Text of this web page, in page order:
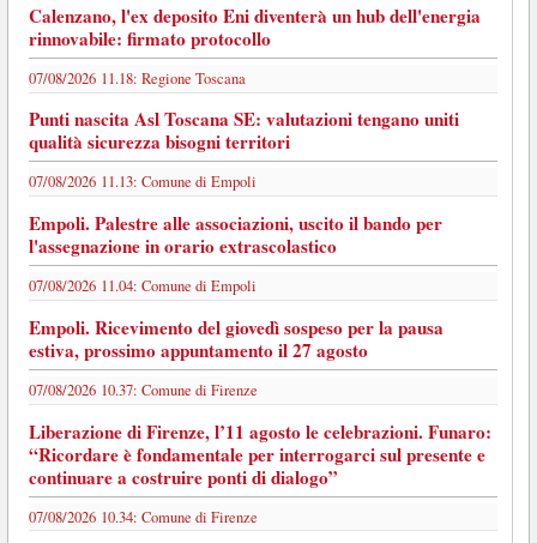
Calenzano, l'ex deposito Eni diventerà un hub dell'energia
rinnovabile: firmato protocollo
07/08/2026 11.18: Regione Toscana
Punti nascita Asl Toscana SE: valutazioni tengano uniti
qualità sicurezza bisogni territori
07/08/2026 11.13: Comune di Empoli
Empoli. Palestre alle associazioni, uscito il bando per
l'assegnazione in orario extrascolastico
07/08/2026 11.04: Comune di Empoli
Empoli. Ricevimento del giovedì sospeso per la pausa
estiva, prossimo appuntamento il 27 agosto
07/08/2026 10.37: Comune di Firenze
Liberazione di Firenze, l’11 agosto le celebrazioni. Funaro:
“Ricordare è fondamentale per interrogarci sul presente e
continuare a costruire ponti di dialogo”
07/08/2026 10.34: Comune di Firenze